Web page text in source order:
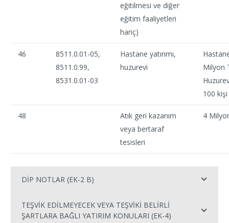
eğitilmesi ve diğer
eğitim faaliyetleri
hariç)
46
8511.0.01-05,
8511.0.99,
8531.0.01-03
Hastane yatırımı,
huzurevi
Milyon
100 kişi
48
Atık geri kazanım
veya bertaraf
tesisleri
4
DİP NOTLAR (EK-2 B)
TEŞVİK EDİLMEYECEK VEYA TEŞVİKİ BELİRLİ
ŞARTLARA BAĞLI YATIRIM KONULARI (EK-4)